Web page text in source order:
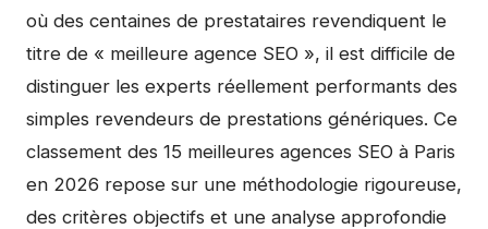
où des centaines de prestataires revendiquent le
titre de « meilleure agence SEO », il est difficile de
distinguer les experts réellement performants des
simples revendeurs de prestations génériques. Ce
classement des 15 meilleures agences SEO à Paris
en 2026 repose sur une méthodologie rigoureuse,
des critères objectifs et une analyse approfondie